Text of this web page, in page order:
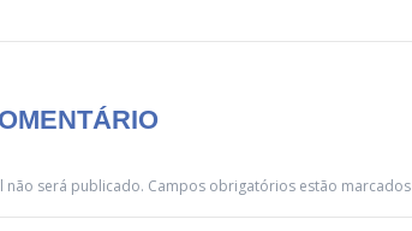
não será publicado. Campos obrigatórios estão marcados